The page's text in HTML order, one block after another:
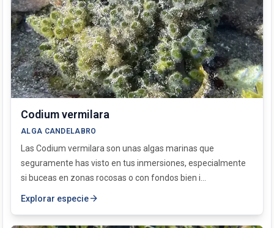
Codium vermilara
ALGA CANDELABRO
Las Codium vermilara son unas algas marinas que
seguramente has visto en tus inmersiones, especialmente
si buceas en zonas rocosas o con fondos bien i...
Explorar especiearrow_forward